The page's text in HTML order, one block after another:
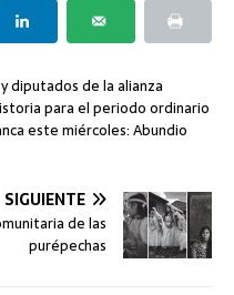
diputados de la alianza
para el periodo ordinario
este miércoles: Abundio
SIGUIENTE
de las
purépechas